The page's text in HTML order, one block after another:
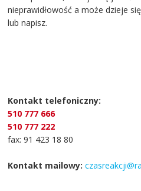
nieprawidłowość a może dzieje
lub napisz.
Kontakt telefoniczny:
510 777 666
510 777 222
fax: 91 423 18 80
Kontakt mailowy: